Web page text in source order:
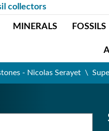
collectors
MINERALS FOSSILS
- Nicolas Serayet